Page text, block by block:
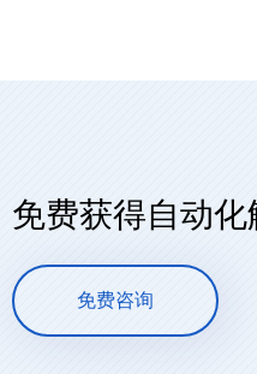
免费获得自动化
免费咨询